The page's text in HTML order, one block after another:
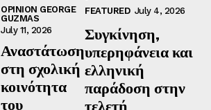
OPINION GEORGE
GUZMAS
July 11, 2026
Αναστάτωση
στη σχολική
κοινότητα
του
FEATURED July 4, 2026
Συγκίνηση,
υπερηφάνεια και
ελληνική
παράδοση στην
τελετή